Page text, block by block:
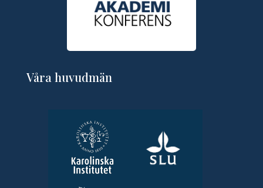
Våra huvudmän